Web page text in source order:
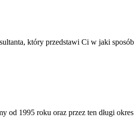
który przedstawi Ci w jaki sposób
od 1995 roku oraz przez ten długi okres